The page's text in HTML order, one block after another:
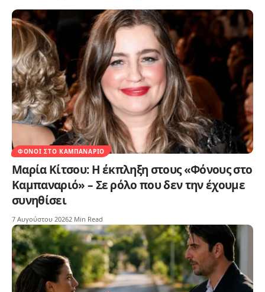
ΦΌΝΟΙ ΣΤΟ ΚΑΜΠΑΝΑΡΙΌ
Μαρία Κίτσου: Η έκπληξη στους «Φόνους στο
Καμπαναριό» – Σε ρόλο που δεν την έχουμε
συνηθίσει
7 Αυγούστου 20262 Min Read